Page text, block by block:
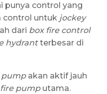
punya control yang
control untuk jockey
dari box fire control
hydrantterbesar di
pumpakan aktif jauh
fire pumputama.